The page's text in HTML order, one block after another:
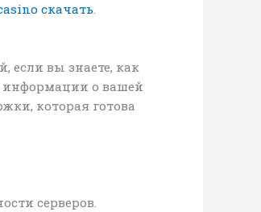
скачать.
если вы знаете, как
информации о вашей
которая готова
серверов.